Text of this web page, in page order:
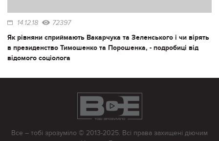
14.12.18 72397
Як рівняни сприймають Вакарчука та Зеленського і чи вірять
в президенство Тимошенко та Порошенка, - подробиці від
відомого соціолога
Все – тобі зрозуміло © 2013-2025. Всі права захищені діючим